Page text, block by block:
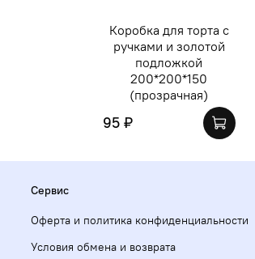
Коробка для торта с
ручками и золотой
подложкой
200*200*150
(прозрачная)
95 ₽
Сервис
Оферта и политика конфиденциальности
Условия обмена и возврата